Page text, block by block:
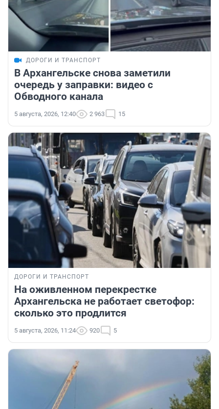
ДОРОГИ И ТРАНСПОРТ
В Архангельске снова заметили
очередь у заправки: видео с
Обводного канала
5 августа, 2026, 12:40 2 963 15
ДОРОГИ И ТРАНСПОРТ
На оживленном перекрестке
Архангельска не работает светофор:
сколько это продлится
5 августа, 2026, 11:24 920 5